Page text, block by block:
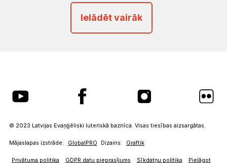
Ielādēt vairāk
© 2023 Latvijas Evaņģēliski luteriskā baznīca. Visas tiesības aizsargātas.
Mājaslapas izstrāde: GlobalPRO Dizains: Graftik
Privātuma politika GDPR datu pieprasījums Sīkdatņu politika Pielāgot